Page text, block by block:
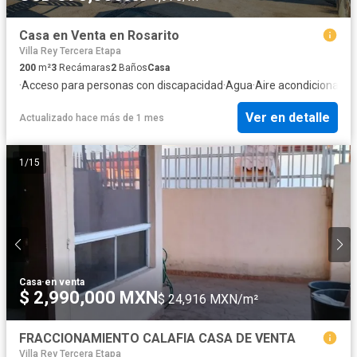
Casa en Venta en Rosarito
Villa Rey Tercera Etapa
200 m²3 Recámaras2 BañosCasa
·Acceso para personas con discapacidad·Agua·Aire acondicionado
Actualizado hace más de 1 mes Ver en detalle
1 /15
Casa·en venta
$ 2,990,000 MXN$ 24,916 MXN/m²
FRACCIONAMIENTO CALAFIA CASA DE VENTA
Villa Rey Tercera Etapa